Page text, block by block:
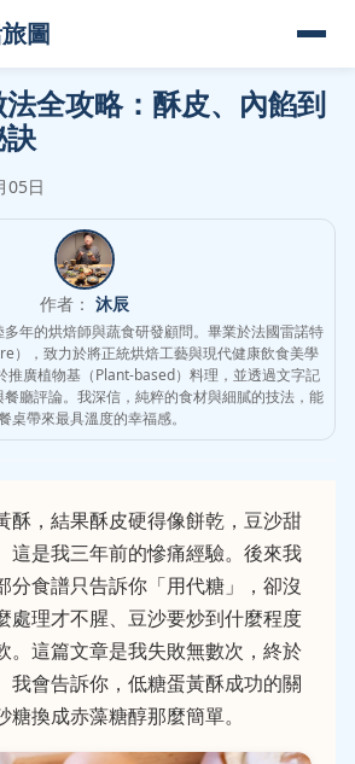
圖
全攻略：酥皮、內餡到
05日
作者： 沐辰
年的烘焙師與蔬食研發顧問。畢業於法國雷諾特
），致力於將正統烘焙工藝與現代健康飲食美學
推廣植物基（Plant-based）料理，並透過文字記
廳評論。我深信，純粹的食材與細膩的技法，能
桌帶來最具溫度的幸福感。
酥，結果酥皮硬得像餅乾，豆沙甜
這是我三年前的慘痛經驗。後來我
分食譜只告訴你「用代糖」，卻沒
處理才不腥、豆沙要炒到什麼程度
。這篇文章是我失敗無數次，終於
我會告訴你，低糖蛋黃酥成功的關
換成赤藻糖醇那麼簡單。